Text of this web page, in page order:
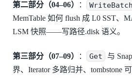
第二部分（04–06） ： WriteBatch
MemTable 如何 flush 成 L0 SST、
LSM 快照——写路径.disk 语义。
第三部分（07–09） ： Get
与
界、Iterator 多路归并、tombstone